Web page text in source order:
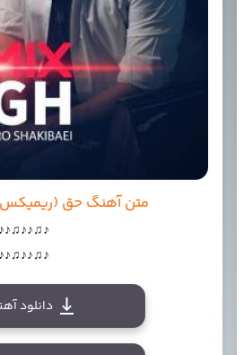
متن آهنگ حق (ریمیکس)
دانلود